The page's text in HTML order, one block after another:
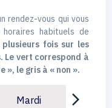
rendez-vous qui vous
habituels de
plusieurs fois sur les
Le vert correspond à
», le gris à « non ».
Mardi arrow_forward_ios